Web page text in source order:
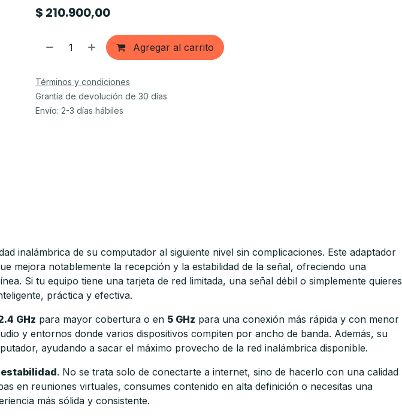
$ 210.900,00
Agregar al carrito
Términos y condiciones
Grantía de devolución de 30 días
Envío: 2-3 días hábiles
inalámbrica de su computador al siguiente nivel sin complicaciones. Este adaptador
mejora notablemente la recepción y la estabilidad de la señal, ofreciendo una
Si tu equipo tiene una tarjeta de red limitada, una señal débil o simplemente quieres
práctica y efectiva.
GHz para mayor cobertura o en 5 GHz para una conexión más rápida y con menor
y entornos donde varios dispositivos compiten por ancho de banda. Además, su
ayudando a sacar el máximo provecho de la red inalámbrica disponible.
. No se trata solo de conectarte a internet, sino de hacerlo con una calidad
en reuniones virtuales, consumes contenido en alta definición o necesitas una
más sólida y consistente.